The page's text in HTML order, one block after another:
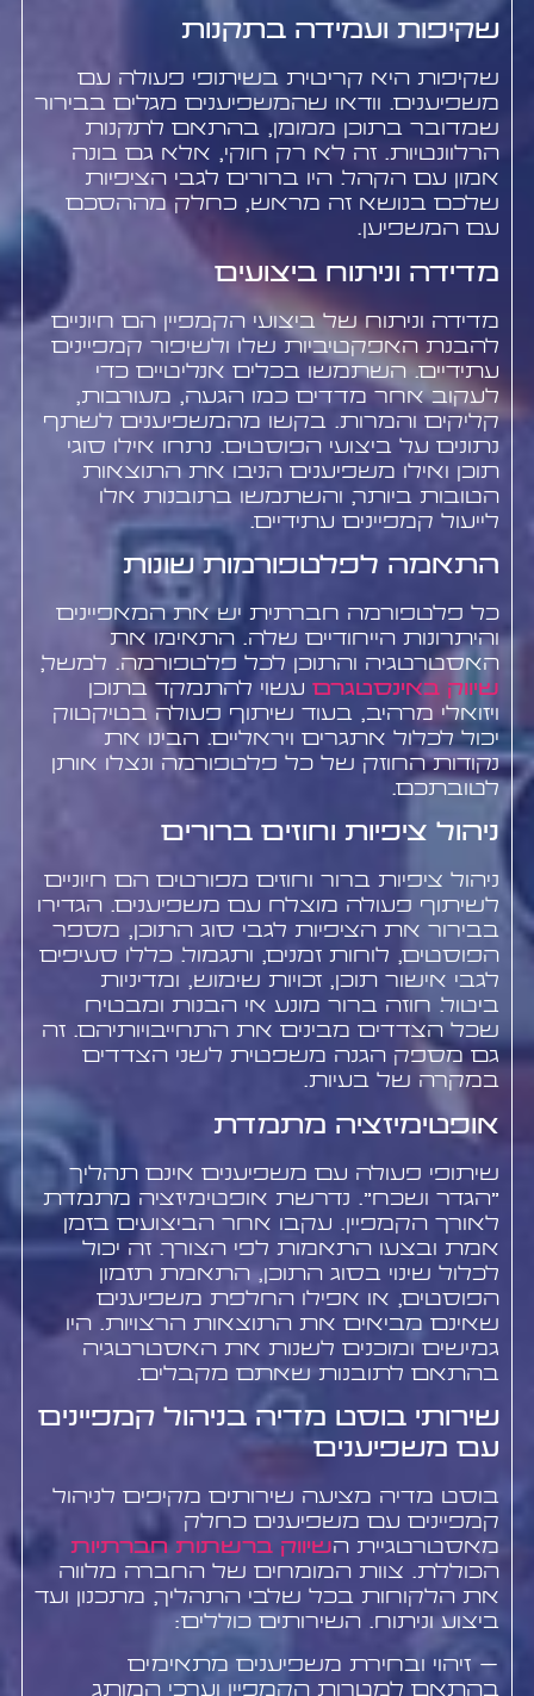
שקיפות ועמידה בתקנות
שקיפות היא קריטית בשיתופי פעולה עם
משפיענים. וודאו שהמשפיענים מגלים בבירור
שמדובר בתוכן ממומן, בהתאם לתקנות
הרלוונטיות. זה לא רק חוקי, אלא גם בונה
אמון עם הקהל. היו ברורים לגבי הציפיות
שלכם בנושא זה מראש, כחלק מההסכם
עם המשפיען.
מדידה וניתוח ביצועים
מדידה וניתוח של ביצועי הקמפיין הם חיוניים
להבנת האפקטיביות שלו ולשיפור קמפיינים
עתידיים. השתמשו בכלים אנליטיים כדי
לעקוב אחר מדדים כמו הגעה, מעורבות,
קליקים והמרות. בקשו מהמשפיענים לשתף
נתונים על ביצועי הפוסטים. נתחו אילו סוגי
תוכן ואילו משפיענים הניבו את התוצאות
הטובות ביותר, והשתמשו בתובנות אלו
לייעול קמפיינים עתידיים.
התאמה לפלטפורמות שונות
כל פלטפורמה חברתית יש את המאפיינים
והיתרונות הייחודיים שלה. התאימו את
האסטרטגיה והתוכן לכל פלטפורמה. למשל,
שיווק באינסטגרםעשוי להתמקד בתוכן
ויזואלי מרהיב, בעוד שיתוף פעולה בטיקטוק
יכול לכלול אתגרים ויראליים. הבינו את
נקודות החוזק של כל פלטפורמה ונצלו אותן
לטובתכם.
ניהול ציפיות וחוזים ברורים
ניהול ציפיות ברור וחוזים מפורטים הם חיוניים
לשיתוף פעולה מוצלח עם משפיענים. הגדירו
בבירור את הציפיות לגבי סוג התוכן, מספר
הפוסטים, לוחות זמנים, ותגמול. כללו סעיפים
לגבי אישור תוכן, זכויות שימוש, ומדיניות
ביטול. חוזה ברור מונע אי הבנות ומבטיח
שכל הצדדים מבינים את התחייבויותיהם. זה
גם מספק הגנה משפטית לשני הצדדים
במקרה של בעיות.
אופטימיזציה מתמדת
שיתופי פעולה עם משפיענים אינם תהליך
"הגדר ושכח". נדרשת אופטימיזציה מתמדת
לאורך הקמפיין. עקבו אחר הביצועים בזמן
אמת ובצעו התאמות לפי הצורך. זה יכול
לכלול שינוי בסוג התוכן, התאמת תזמון
הפוסטים, או אפילו החלפת משפיענים
שאינם מביאים את התוצאות הרצויות. היו
גמישים ומוכנים לשנות את האסטרטגיה
בהתאם לתובנות שאתם מקבלים.
שירותי בוסט מדיה בניהול קמפיינים
עם משפיענים
בוסט מדיה מציעה שירותים מקיפים לניהול
קמפיינים עם משפיענים כחלק
מאסטרטגיית השיווק ברשתות חברתיות
הכוללת. צוות המומחים של החברה מלווה
את הלקוחות בכל שלבי התהליך, מתכנון ועד
ביצוע וניתוח. השירותים כוללים:
– זיהוי ובחירת משפיענים מתאימים
בהתאם למטרות הקמפיין וערכי המותג